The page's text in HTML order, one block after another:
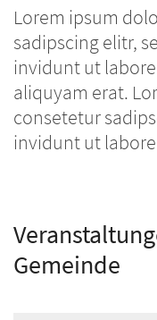
Lorem ipsum
sadipscing elitr,
invidunt ut
aliquyam erat.
consetetur
invidunt ut
Gemeinde